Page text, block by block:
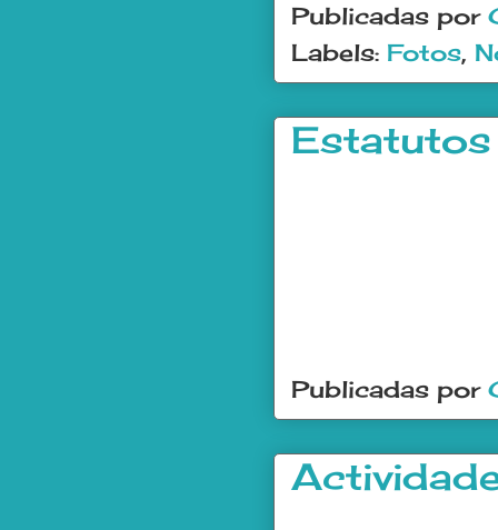
Publicadas por
Labels: Fotos,
Estatutos
Publicadas por